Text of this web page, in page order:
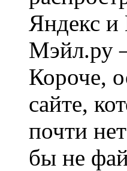
Яндекс и
Мэйл.ру
Короче,
сайте,
почти
бы не